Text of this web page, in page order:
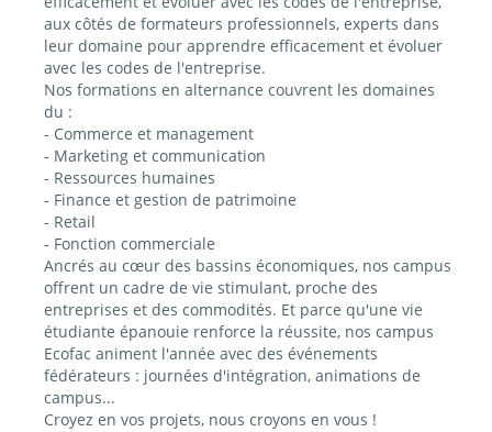
aux côtés de formateurs professionnels, experts dans
leur domaine pour apprendre efficacement et évoluer
avec les codes de l'entreprise.
Nos formations en alternance couvrent les domaines
du :
- Commerce et management
- Marketing et communication
- Ressources humaines
- Finance et gestion de patrimoine
- Retail
- Fonction commerciale
Ancrés au cœur des bassins économiques, nos campus
offrent un cadre de vie stimulant, proche des
entreprises et des commodités. Et parce qu'une vie
étudiante épanouie renforce la réussite, nos campus
Ecofac animent l'année avec des événements
fédérateurs : journées d'intégration, animations de
campus...
Croyez en vos projets, nous croyons en vous !